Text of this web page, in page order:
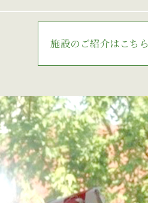
施設のご紹介はこちら